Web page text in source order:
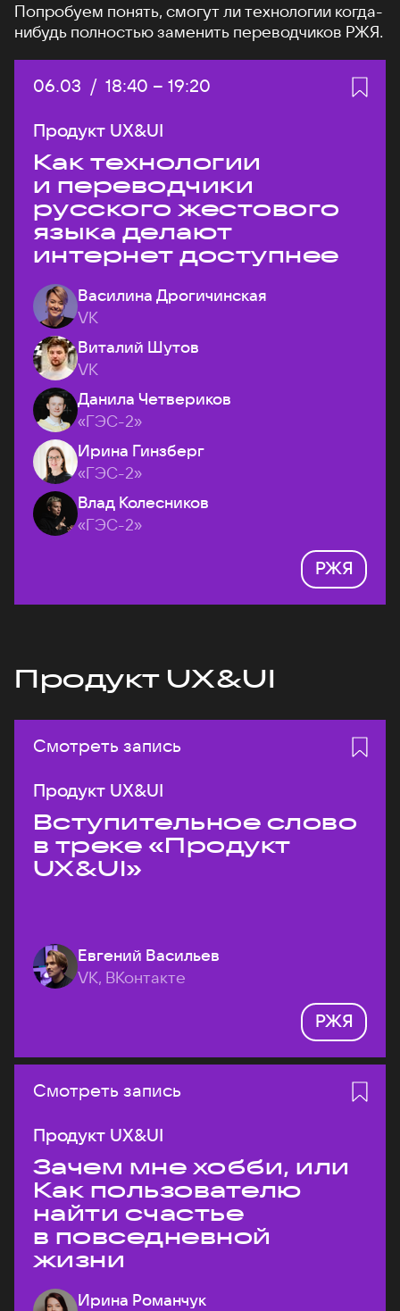
Попробуем понять, смогут ли технологии когда-
нибудь полностью заменить переводчиков РЖЯ.
Дата:
06.03 / Начало:
18:40 – Конец:
19:20
Продукт UX&UI
Как технологии
и переводчики
русского жестового
языка делают
интернет доступнее
Василина Дрогичинская
VK
Виталий Шутов
VK
Данила Четвериков
«ГЭС-2»
Ирина Гинзберг
«ГЭС-2»
Влад Колесников
«ГЭС-2»
РЖЯ
Продукт UX&UI
Смотреть запись
Продукт UX&UI
Вступительное слово
в треке «Продукт
UX&UI»
Евгений Васильев
VK, ВКонтакте
РЖЯ
Смотреть запись
Продукт UX&UI
Зачем мне хобби, или
Как пользователю
найти счастье
в повседневной
жизни
Ирина Романчук